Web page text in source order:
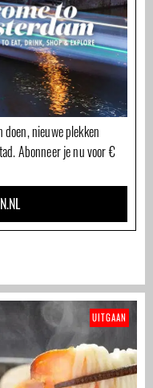
doen, nieuwe plekken
Abonneer je nu voor €